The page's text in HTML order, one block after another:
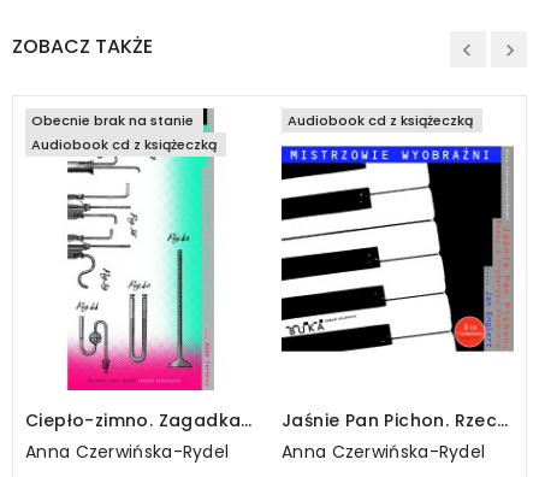
ZOBACZ TAKŻE
Obecnie brak na stanie
Audiobook cd z książeczką
Ciepło-zimno. Zagadka
Fahrenheita
Anna Czerwińska-Rydel
Audiobook cd z książeczką
Jaśnie Pan Pichon. Rzecz
o Fryderyku Chopinie /
CD
Anna Czerwińska-Rydel